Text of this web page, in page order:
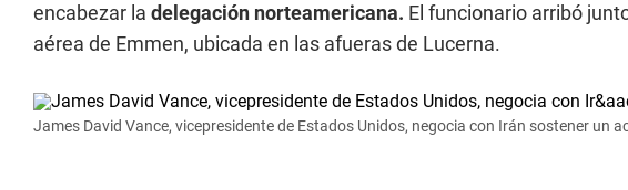
encabezar la delegación norteamericana. El funcionario arribó
aérea de Emmen, ubicada en las afueras de Lucerna.
James David Vance, vicepresidente de Estados Unidos, negocia con Irán sostener un